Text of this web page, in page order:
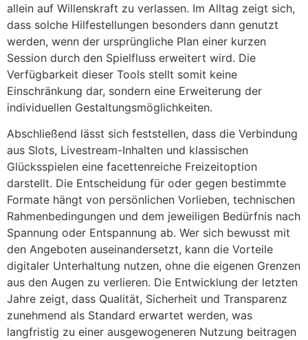
allein auf Willenskraft zu verlassen. Im Alltag zeigt sich,
dass solche Hilfestellungen besonders dann genutzt
werden, wenn der ursprüngliche Plan einer kurzen
Session durch den Spielfluss erweitert wird. Die
Verfügbarkeit dieser Tools stellt somit keine
Einschränkung dar, sondern eine Erweiterung der
individuellen Gestaltungsmöglichkeiten.
Abschließend lässt sich feststellen, dass die Verbindung
aus Slots, Livestream-Inhalten und klassischen
Glücksspielen eine facettenreiche Freizeitoption
darstellt. Die Entscheidung für oder gegen bestimmte
Formate hängt von persönlichen Vorlieben, technischen
Rahmenbedingungen und dem jeweiligen Bedürfnis nach
Spannung oder Entspannung ab. Wer sich bewusst mit
den Angeboten auseinandersetzt, kann die Vorteile
digitaler Unterhaltung nutzen, ohne die eigenen Grenzen
aus den Augen zu verlieren. Die Entwicklung der letzten
Jahre zeigt, dass Qualität, Sicherheit und Transparenz
zunehmend als Standard erwartet werden, was
langfristig zu einer ausgewogeneren Nutzung beitragen